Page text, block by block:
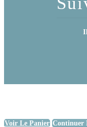
Voir Le Panier Continuer